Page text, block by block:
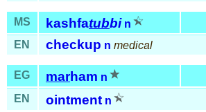
MS kashfatubbi n
EN checkup n medical
EG marham n
EN ointment n